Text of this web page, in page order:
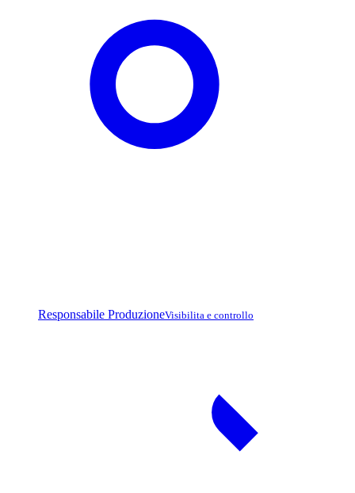
Responsabile ProduzioneVisibilita e controllo